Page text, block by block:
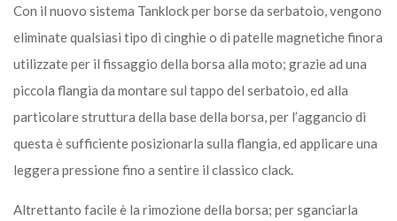
Con il nuovo sistema Tanklock per borse da serbatoio, vengono
eliminate qualsiasi tipo di cinghie o di patelle magnetiche finora
utilizzate per il fissaggio della borsa alla moto; grazie ad una
piccola flangia da montare sul tappo del serbatoio, ed alla
particolare struttura della base della borsa, per l’aggancio di
questa è sufficiente posizionarla sulla flangia, ed applicare una
leggera pressione fino a sentire il classico clack.
Altrettanto facile è la rimozione della borsa; per sganciarla